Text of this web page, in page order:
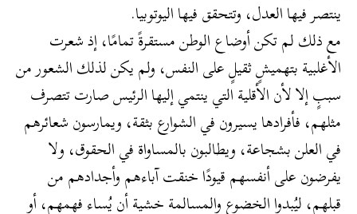
ينتصر فيها العدل، وتتحقق فيها اليوتوبيا.
مع ذلك لم تكن أوضاع الوطن مستقرةً تمامًا، إذ شعرت
الأغلبية بتهميشٍ ثقيلٍ على النفس، ولم يكن لذلك الشعور من
سببٍ إلا لأن الأقلية التي ينتمي إليها الرئيس صارت تتصرف
مثلهم، فأفرادها يسيرون في الشوارع بثقة، ويمارسون شعائرهم
في العلن بشجاعة، ويطالبون بالمساواة في الحقوق، ولا
يفرضون على أنفسهم قيودًا خنقت آباءهم وأجدادهم من
قبلهم، ليُبدوا الخضوع والمسالمة خشية أن يُساء فهمهم، أو